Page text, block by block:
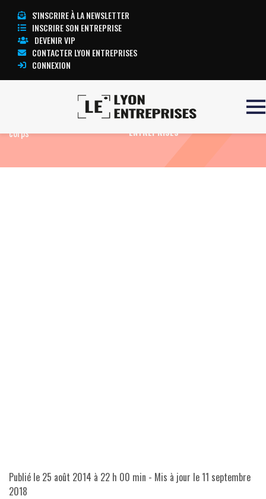
S'INSCRIRE À LA NEWSLETTER
INSCRIRE SON ENTREPRISE
DEVENIR VIP
CONTACTER LYON ENTREPRISES
CONNEXION
Cellule réfrigérante 14
corps
TOUTE L’ACTUALITÉ LYON
ENTREPRISES
Publié le 25 août 2014 à 22 h 00 min - Mis à jour le11 septembre
2018